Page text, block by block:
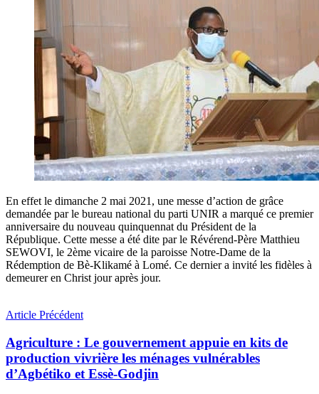
En effet le dimanche 2 mai 2021, une messe d’action de grâce
demandée par le bureau national du parti UNIR a marqué ce premier
anniversaire du nouveau quinquennat du Président de la
République. Cette messe a été dite par le Révérend-Père Matthieu
SEWOVI, le 2ème vicaire de la paroisse Notre-Dame de la
Rédemption de Bè-Klikamé à Lomé. Ce dernier a invité les fidèles à
demeurer en Christ jour après jour.
Article Précédent
Agriculture : Le gouvernement appuie en kits de
production vivrière les ménages vulnérables
d’Agbétiko et Essè-Godjin